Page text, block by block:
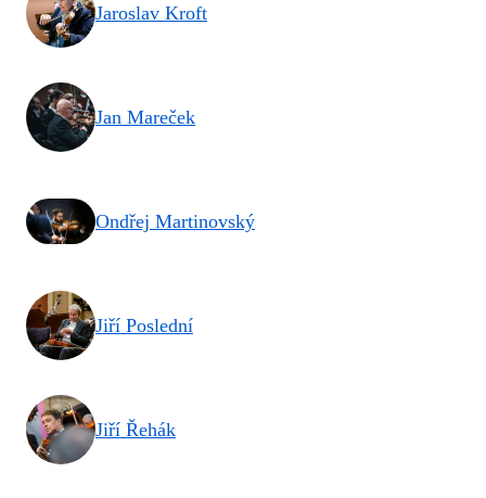
Jaroslav Kroft
Jan Mareček
Ondřej Martinovský
Jiří Poslední
Jiří Řehák